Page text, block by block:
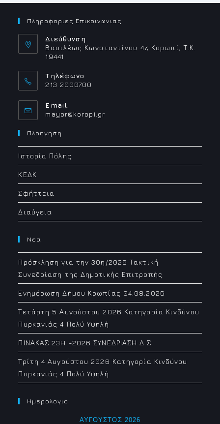
Πληροφοριες Επικοινωνιας
Διεύθυνση
Βασιλέως Κωνσταντίνου 47, Κορωπί, Τ.Κ.
19441
Τηλέφωνο
213 2000700
Email:
mayor@koropi.grOpens
Πλοηγηση
Ιστορία Πόλης
ΚΕΔΚ
Σφήττεια
Διαύγεια
Νεα
Πρόσκληση για την 30η/2026 Τακτική
Συνεδρίαση της Δημοτικής Επιτροπής
Ενημέρωση Δήμου Κρωπίας 04.08.2026
Τετάρτη 5 Αυγούστου 2026 Κατηγορία Κινδύνου
Πυρκαγιάς 4 Πολύ Υψηλή
ΠΙΝΑΚΑΣ 23H -2026 ΣΥΝΕΔΡΙΑΣΗ Δ.Σ
Τρίτη 4 Αυγούστου 2026 Κατηγορία Κινδύνου
Πυρκαγιάς 4 Πολύ Υψηλή
Ημερολογιο
ΑΎΓΟΥΣΤΟΣ 2026